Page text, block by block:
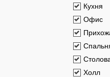
Кухня
Офис
Холл